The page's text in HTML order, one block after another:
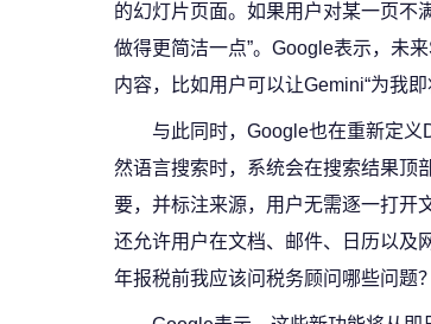
的幻灯片页面。如果用户对某一页不
做得更简洁一点”。Google表示，未
内容，比如用户可以让Gemini“为我
与此同时，Google也在重新定
然语言搜索时，系统会在搜索结果顶
要，并标注来源，用户无需逐一打开
还允许用户在文档、邮件、日历以及
年报税前我应该问税务顾问哪些问题